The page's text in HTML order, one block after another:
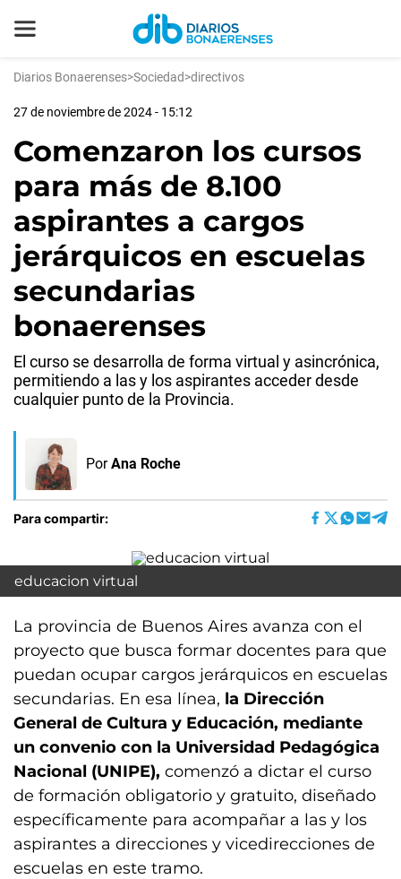
Diarios Bonaerenses>Sociedad>directivos
27 de noviembre de 2024 - 15:12
Comenzaron los cursos
para más de 8.100
aspirantes a cargos
jerárquicos en escuelas
secundarias
bonaerenses
El curso se desarrolla de forma virtual y asincrónica,
permitiendo a las y los aspirantes acceder desde
cualquier punto de la Provincia.
Por Ana Roche
Para compartir:
educacion virtual
La provincia de Buenos Aires avanza con el
proyecto que busca formar docentes para que
puedan ocupar cargos jerárquicos en escuelas
secundarias. En esa línea, la Dirección
General de Cultura y Educación, mediante
un convenio con la Universidad Pedagógica
Nacional (UNIPE), comenzó a dictar el curso
de formación obligatorio y gratuito, diseñado
específicamente para acompañar a las y los
aspirantes a direcciones y vicedirecciones de
escuelas en este tramo.